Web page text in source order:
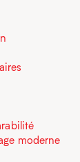
moderne